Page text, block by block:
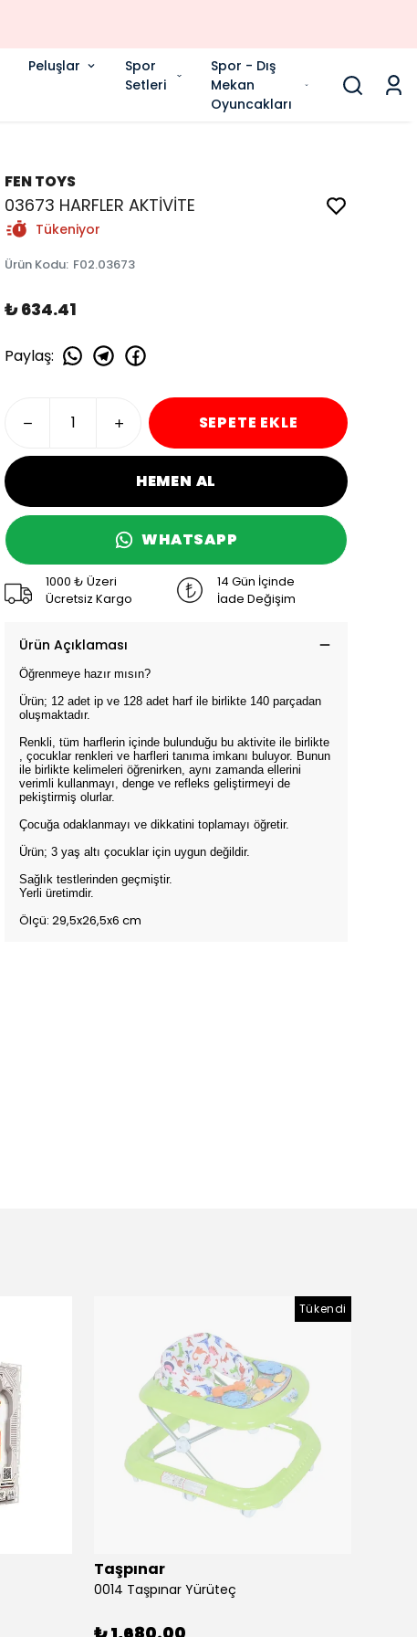
Peluşlar
Spor
Setleri
Spor - Dış
Mekan
Oyuncakları
FEN TOYS
03673 HARFLER AKTİVİTE
Tükeniyor
Ürün Kodu: F02.03673
₺ 634.41
Paylaş:
SEPETE EKLE
HEMEN AL
WHATSAPP
1000 ₺ Üzeri
Ücretsiz Kargo
14 Gün İçinde
İade Değişim
Ürün Açıklaması
Öğrenmeye hazır mısın?
Ürün; 12 adet ip ve 128 adet harf ile birlikte 140 parçadan
oluşmaktadır.
Renkli, tüm harflerin içinde bulunduğu bu aktivite ile birlikte
, çocuklar renkleri ve harfleri tanıma imkanı buluyor. Bunun
ile birlikte kelimeleri öğrenirken, aynı zamanda ellerini
verimli kullanmayı, denge ve refleks geliştirmeyi de
pekiştirmiş olurlar.
Çocuğa odaklanmayı ve dikkatini toplamayı öğretir.
Ürün; 3 yaş altı çocuklar için uygun değildir.
Sağlık testlerinden geçmiştir.
Yerli üretimdir.
Ölçü: 29,5x26,5x6 cm
Tükendi
Taşpınar
0014 Taşpınar Yürüteç